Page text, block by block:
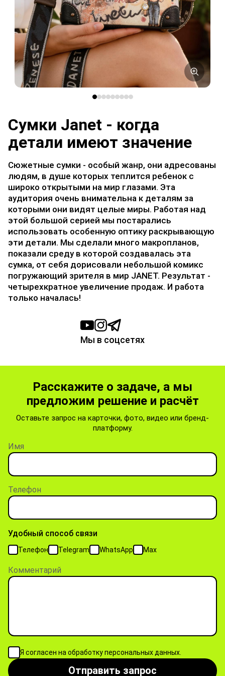
Сумки Janet - когда
детали имеют значение
Сюжетные сумки - особый жанр, они адресованы
людям, в душе которых теплится ребенок с
широко открытыми на мир глазами. Эта
аудитория очень внимательна к деталям за
которыми они видят целые миры. Работая над
этой большой серией мы постарались
использовать особенную оптику раскрывающую
эти детали. Мы сделали много макропланов,
показали среду в которой создавалась эта
сумка, от себя дорисовали небольшой комикс
погружающий зрителя в мир JANET. Результат -
четырехкратное увеличение продаж. И работа
только началась!
Мы в соцсетях
Расскажите о задаче, а мы
предложим решение и расчёт
Оставьте запрос на карточки, фото, видео или бренд-
платформу.
Имя
Телефон
Удобный способ связи
Телефон Telegram WhatsApp Max
Комментарий
Я согласен на обработку персональных данных.
Отправить запрос